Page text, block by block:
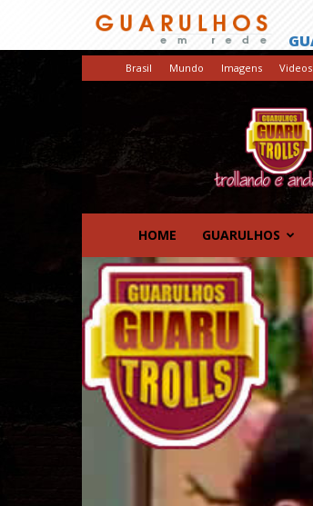
Brasil Mundo Imagens Videos
HOME GUARULHOS